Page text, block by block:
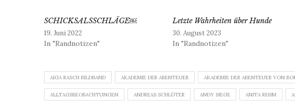
SCHICKSALSSCHLÄGE￼
19. Juni 2022
In "Randnotizen"
Letzte Wahrheiten über Hunde
30. August 2023
In "Randnotizen"
AIGA RASCH BILDBAND AKADEMIE DER ABENTEUER AKADEMIE DER ABENTEUER VON
ALLTAGSBEOBACHTUNGEN ANDREAS SCHLÜTER ANDY SIEGE ANITA REHM